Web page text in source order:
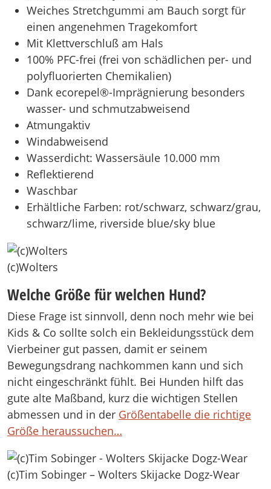
Weiches Stretchgummi am Bauch sorgt für
einen angenehmen Tragekomfort
Mit Klettverschluß am Hals
100% PFC-frei (frei von schädlichen per- und
polyfluorierten Chemikalien)
Dank ecorepel®-Imprägnierung besonders
wasser- und schmutzabweisend
Atmungaktiv
Windabweisend
Wasserdicht: Wassersäule 10.000 mm
Reflektierend
Waschbar
Erhältliche Farben: rot/schwarz, schwarz/grau,
schwarz/lime, riverside blue/sky blue
(c)Wolters
Welche Größe für welchen Hund?
Diese Frage ist sinnvoll, denn noch mehr wie bei
Kids & Co sollte solch ein Bekleidungsstück dem
Vierbeiner gut passen, damit er seinem
Bewegungsdrang nachkommen kann und sich
nicht eingeschränkt fühlt. Bei Hunden hilft das
gute alte Maßband, kurz die wichtigen Stellen
abmessen und in der Größentabelle die richtige
Größe heraussuchen…
(c)Tim Sobinger – Wolters Skijacke Dogz-Wear